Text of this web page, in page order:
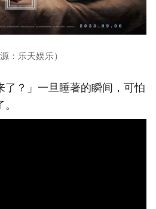
源：乐天娱乐）
？」一旦睡著的瞬间，可怕